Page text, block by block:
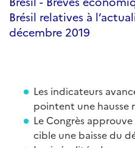
Brésil relatives à
décembre 2019
Les indicateurs
pointent une hausse
Le Congrès
cible une baisse du